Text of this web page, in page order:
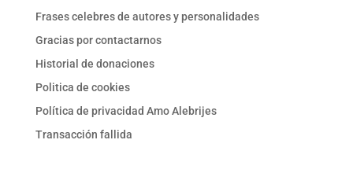
Frases celebres de autores y personalidades
Gracias por contactarnos
Historial de donaciones
Politica de cookies
Política de privacidad Amo Alebrijes
Transacción fallida